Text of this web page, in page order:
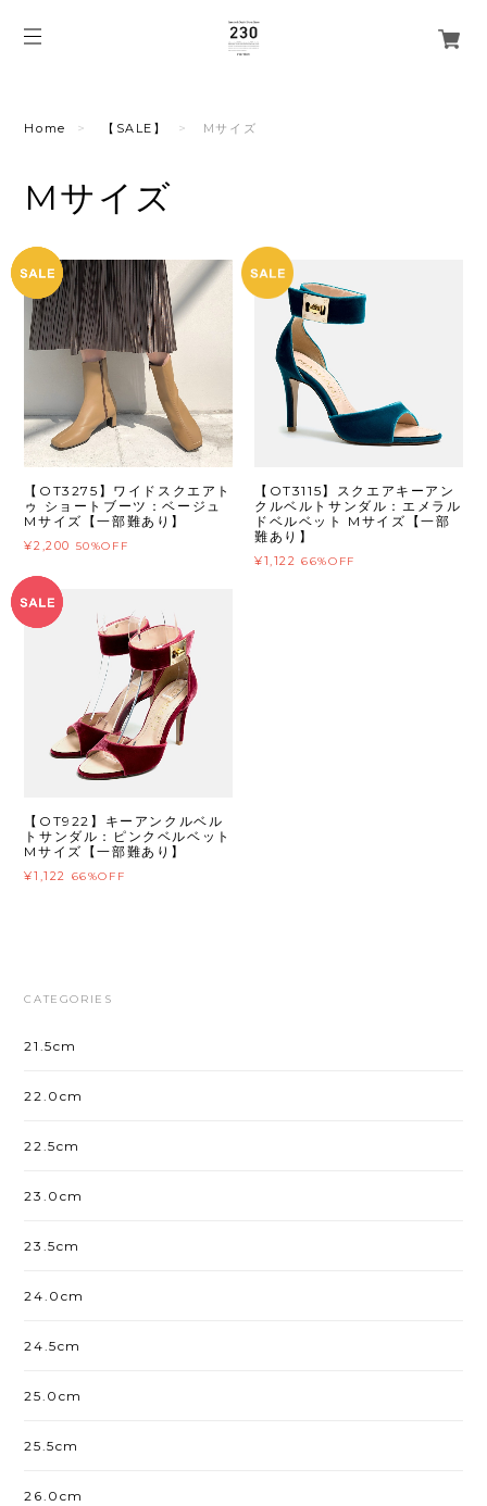
Home 【SALE】 Mサイズ
Mサイズ
【OT3275】ワイドスクエアト
ゥ ショートブーツ：ベージュ
Mサイズ【一部難あり】
¥2,200 50%OFF
【OT3115】スクエアキーアン
クルベルトサンダル：エメラル
ドベルベット Mサイズ【一部
難あり】
¥1,122 66%OFF
【OT922】キーアンクルベル
トサンダル：ピンクベルベット
Mサイズ【一部難あり】
¥1,122 66%OFF
CATEGORIES
21.5cm
22.0cm
22.5cm
23.0cm
23.5cm
24.0cm
24.5cm
25.0cm
25.5cm
26.0cm